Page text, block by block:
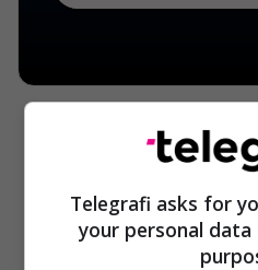
Telegrafi asks for
your personal